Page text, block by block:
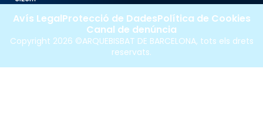
Copyright 2026 ©ARQUEBISBAT DE BARCELONA, tots els drets
reservats.
Avís LegalProtecció de DadesPolítica de Cookies
Canal de denúncia